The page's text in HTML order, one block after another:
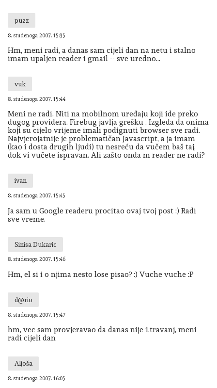
puzz
8. studenoga 2007. 15:35
Hm, meni radi, a danas sam cijeli dan na netu i stalno
imam upaljen reader i gmail -- sve uredno...
vuk
8. studenoga 2007. 15:44
Meni ne radi. Niti na mobilnom uređaju koji ide preko
dugog providera. Firebug javlja grešku . Izgleda da onima
koji su cijelo vrijeme imali podignuti browser sve radi.
Najvjerojatnije je problematičan Javascript, a ja imam
(kao i dosta drugih ljudi) tu nesreću da vučem baš taj,
dok vi vučete ispravan. Ali zašto onda m reader ne radi?
ivan
8. studenoga 2007. 15:45
Ja sam u Google readeru procitao ovaj tvoj post :) Radi
sve vreme.
Sinisa Dukaric
8. studenoga 2007. 15:46
Hm, el si i o njima nesto lose pisao? :) Vuche vuche :P
d@rio
8. studenoga 2007. 15:47
hm, vec sam provjeravao da danas nije 1.travanj, meni
radi cijeli dan
Aljoša
8. studenoga 2007. 16:05